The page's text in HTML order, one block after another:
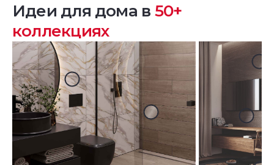
Идеи для дома в 50+
коллекциях